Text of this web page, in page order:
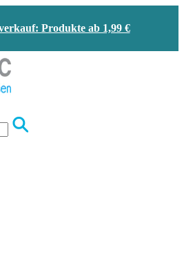
Produkte ab 1,99 €